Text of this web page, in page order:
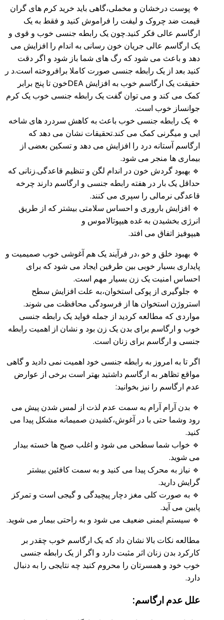
🔹 پوست درخشان و مخملی،گاهی باید خرید کرم های گران
قیمت ضد چروک و لیفت را فراموش کنید و فقط به یک
ارگاسم عالی فکر کنید.چون یک رابطه جنسی خوب و قوی و
یک ارگاسم عالی جریان خون رسانی به اندام را افزایش می
دهد و باعث می شود که رگ های شما باز شود و اگر دقت
کنید بعد از یک رابطه جنسی صورت کاملا برافروخته است.د ر
حقیقت یک ارگاسم خوب به افزایش DEAخون تا پنج برابر
کمک می کند و می توان گفت یک رابطه جنسی خوب یک کرم
جوانساز خوب است.
🔹 یک رابطه جنسی خوب باعث به کاهش سردرد های شاخه
ایی و میگرنی کمک می کند.تحقیقات نشان می دهد که
ارگاسم آستانه درد را افزایش می دهد و تسکین بعضی از
بیماری ها منجر می شود.
🔹 بهبود گردش خون در اندام لگن و تنظیم قاعدگی.زنانی که
حداقل یک بار در هفته رابطه جنسی و ارگاسم دارند چرخه
قاعدگی نرمالی را سپری می کنند.
🔹 افزایش باروری و احساس سلامتی بیشتر که از طریق
انرژی بخشیدن به غده هیپوتالاموس و
هیپوفیز اتفاق می افتد.
🔹 بهبود خلق و خو ،در فرآیند یک هم آغوشی خوب صمیمیت و
پایداری بسیار خوبی بین طرفین ایجاد می شود که برای
احساس امنیت یک زن بسیار مهم است.
🔹 جلوگیری از پوکی استخوان،به علت افزایش سطح
استروژن استخوان ها از فرسودگی محافظت می شوند.
مواردی که مطالعه کردید از جمله فواید یک رابطه جنسی
خوب و ارگاسم برای بدن یک زن بود و نشان از اهمیت رابطه
جنسی و ارگاسم برای زنان است.
اگر تا به امروز به رابطه جنسی خود اهمیت نمی دادید و گاهی
مواقع تظاهر به ارگاسم داشتید بهتر است برخی از عوارض
عدم ارگاسم را نیز بخوانید:
🔹 بدن آرام آرام به سمت عدم لذت از لمس شدن پیش می
رود وشما حتی با در آغوش،کشیدن صمیمانه مشکل پیدا می
کنید.
🔹 خواب شما سطحی می شود و اغلب صبح ها خسته بیدار
می شوید.
🔹 نیاز به محرک پیدا می کنید و به سمت کافئین بیشتر
گرایش دارید.
🔹 به صورت کلی مغز دچار پیچیدگی و گیجی است و تمرکز
پایین می آید‌.
🔹 سیستم ایمنی ضعیف می شود و به راحتی بیمار می شوید.
مطالعه نکات بالا نشان داد که یک ارگاسم خوب چقدر بر
کارکرد بدن زنان اثر مثبت دارد و اگر از یک رابطه جنسی
خوب خود و همسرتان را محروم کنید چه نتایجی را به دنبال
دارد.
علل عدم ارگاسم: